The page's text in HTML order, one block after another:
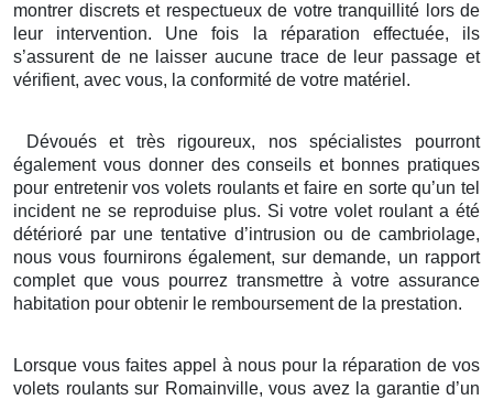
montrer discrets et respectueux de votre tranquillité lors de
leur intervention. Une fois la réparation effectuée, ils
s’assurent de ne laisser aucune trace de leur passage et
vérifient, avec vous, la conformité de votre matériel.
Dévoués et très rigoureux, nos spécialistes pourront
également vous donner des conseils et bonnes pratiques
pour entretenir vos volets roulants et faire en sorte qu’un tel
incident ne se reproduise plus. Si votre volet roulant a été
détérioré par une tentative d’intrusion ou de cambriolage,
nous vous fournirons également, sur demande, un rapport
complet que vous pourrez transmettre à votre assurance
habitation pour obtenir le remboursement de la prestation.
Lorsque vous faites appel à nous pour la réparation de vos
volets roulants sur Romainville, vous avez la garantie d’un